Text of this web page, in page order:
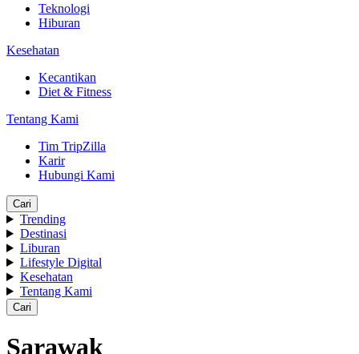
Teknologi
Hiburan
Kesehatan
Kecantikan
Diet & Fitness
Tentang Kami
Tim TripZilla
Karir
Hubungi Kami
Cari
Trending
Destinasi
Liburan
Lifestyle Digital
Kesehatan
Tentang Kami
Cari
Sarawak